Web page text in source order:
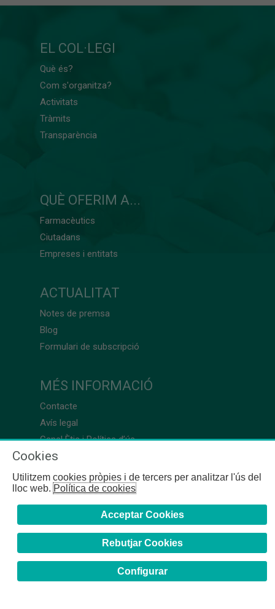
EL COL·LEGI
Què és?
Com s'organitza?
Activitats
Tràmits
Transparència
QUÈ OFERIM A...
Farmacèutics
Ciutadans
Empreses i entitats
ACTUALITAT
Notes de premsa
Blog
Formulari de subscripció
MÉS INFORMACIÓ
Contacte
Avís legal
Canal Ètic i Política d’ús
Cookies
Utilitzem cookies pròpies i de tercers per analitzar l'ús del
lloc web.Política de cookies
Acceptar Cookies
Rebutjar Cookies
Configurar